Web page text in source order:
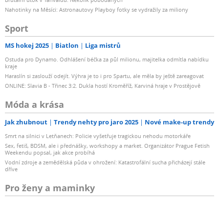
Nahotinky na Měsíci: Astronautovy Playboy fotky se vydražily za miliony
Sport
MS hokej 2025 Biatlon Liga mistrů
Ostuda pro Dynamo. Odhlášení béčka za půl milionu, majitelka odmítla nabídku
kraje
Haraslín si zaslouží odejít. Výhra je to i pro Spartu, ale měla by ještě zareagovat
ONLINE: Slavia B - Třinec 3:2. Dukla hostí Kroměříž, Karviná hraje v Prostějově
Móda a krása
Jak zhubnout Trendy nehty pro jaro 2025 Nové make-up trendy
Smrt na silnici v Letňanech: Policie vyšetřuje tragickou nehodu motorkáře
Sex, fetiš, BDSM, ale i přednášky, workshopy a market. Organizátor Prague Fetish
Weekendu popsal, jak akce probíhá
Vodní zdroje a zemědělská půda v ohrožení: Katastrofální sucha přicházejí stále
dříve
Pro ženy a maminky